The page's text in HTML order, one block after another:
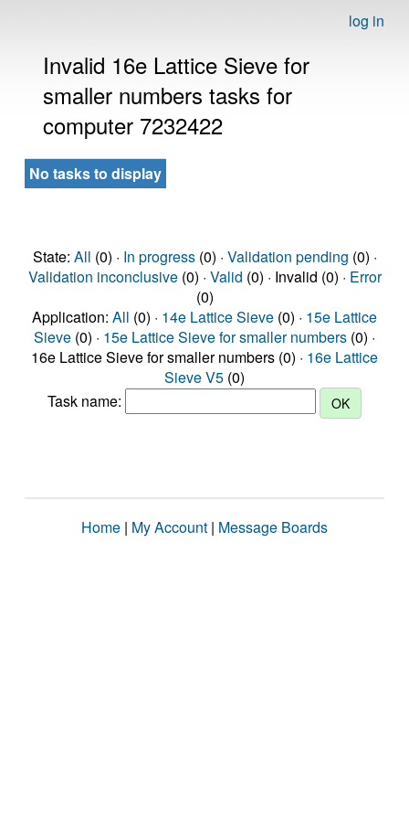
log in
Invalid 16e Lattice Sieve for
smaller numbers tasks for
computer 7232422
No tasks to display
State: All (0) · In progress(0) · Validation pending (0) ·
Validation inconclusive(0) · Valid (0) · Invalid (0) · Error
(0)
Application: All (0) · 14e Lattice Sieve (0) · 15e Lattice
Sieve (0) · 15e Lattice Sieve for smaller numbers (0) ·
16e Lattice Sieve for smaller numbers (0) · 16e Lattice
Sieve V5 (0)
Task name:
Home | My Account | Message Boards